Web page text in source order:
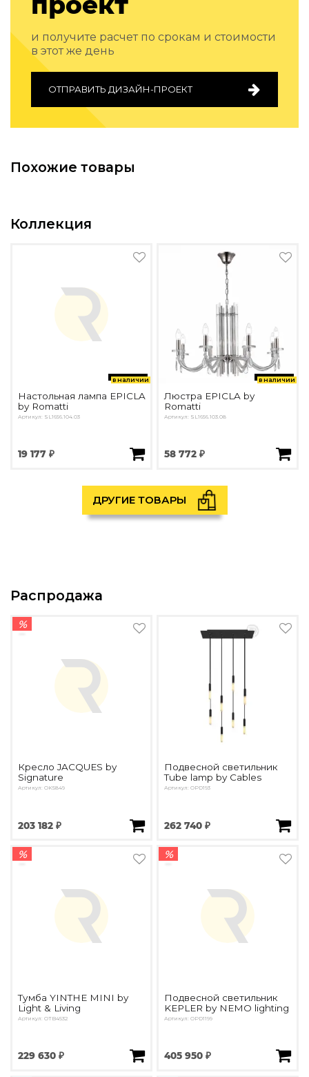
и получите расчет по срокам и стоимости
в этот же день
ОТПРАВИТЬ ДИЗАЙН-ПРОЕКТ
Похожие товары
Коллекция
в наличии
Настольная лампа EPICLA
by Romatti
Артикул: SL1656.104.03
19 177 ₽
в наличии
Люстра EPICLA by
Romatti
Артикул: SL1656.103.08
58 772 ₽
ДРУГИЕ ТОВАРЫ
Распродажа
%
Кресло JACQUES by
Signature
Артикул: OK5849
203 182 ₽
Подвесной светильник
Tube lamp by Cables
Артикул: OPD193
262 740 ₽
%
Тумба YINTHE MINI by
Light & Living
Артикул: OTB4532
229 630 ₽
%
Подвесной светильник
KEPLER by NEMO lighting
Артикул: OPD1199
405 950 ₽